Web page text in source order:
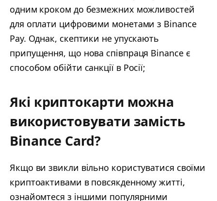
одним кроком до безмежних можливостей
для оплати цифровими монетами з Binance
Pay. Однак, скептики не упускають
припущення, що нова співпраця Binance є
способом обійти санкції в Росії;
Які криптокарти можна
використовувати замість
Binance Card?
Якщо ви звикли вільно користуватися своїми
криптоактивами в повсякденному житті,
ознайомтеся з іншими популярними